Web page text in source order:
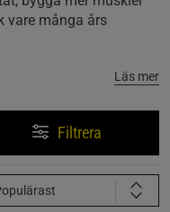
vare många års
Läs mer
Filtrera